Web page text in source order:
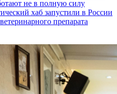
не в полную силу
хаб запустили в России
препарата